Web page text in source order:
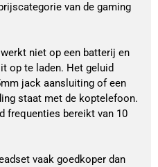
van de gaming
niet op een batterij en
op te laden. Het geluid
jack aansluiting of een
staat met de koptelefoon.
frequenties bereikt van 10
vaak goedkoper dan